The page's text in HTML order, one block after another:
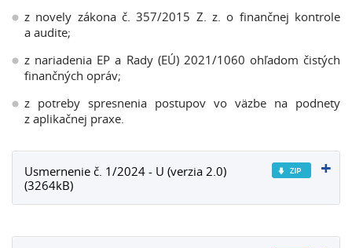
z novely zákona č. 357/2015 Z. z. o finančnej kontrole
a audite;
z nariadenia EP a Rady (EÚ) 2021/1060 ohľadom čistých
finančných opráv;
z potreby spresnenia postupov vo väzbe na podnety
z aplikačnej praxe.
Usmernenie č. 1/2024 - U (verzia 2.0)
(3264kB)